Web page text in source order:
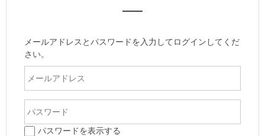
メールアドレスとパスワードを入力してログインしてくだ
さい。
パスワードを表示する